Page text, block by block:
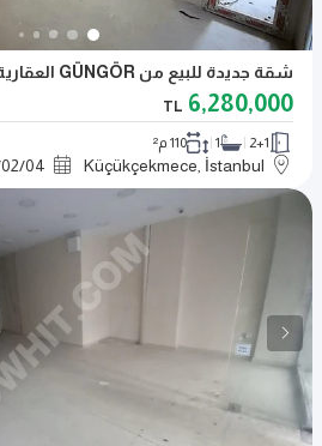
شقة جديدة للبيع من GÜNGÖR العقارية في حي مركز HALKALI.
6,280,000
TL
2+1
1 110 م²
Küçükçekmece, İstanbul
02/04